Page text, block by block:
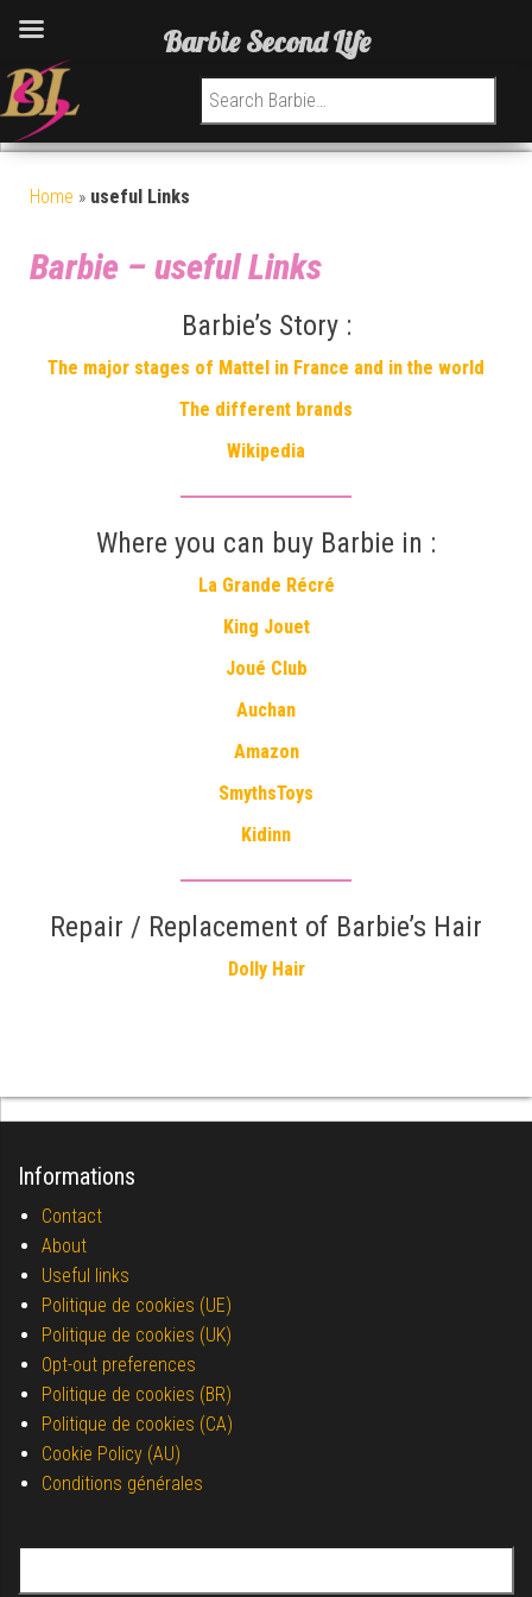
Search for:
Home » useful Links
Barbie – useful Links
Barbie’s Story :
The major stages of Mattel in France and in the world
The different brands
Wikipedia
Where you can buy Barbie in :
La Grande Récré
King Jouet
Joué Club
Auchan
Amazon
SmythsToys
Kidinn
Repair / Replacement of Barbie’s Hair
Dolly Hair
Informations
Contact
About
Useful links
Politique de cookies (UE)
Politique de cookies (UK)
Opt-out preferences
Politique de cookies (BR)
Politique de cookies (CA)
Cookie Policy (AU)
Conditions générales
Barbie Second Life